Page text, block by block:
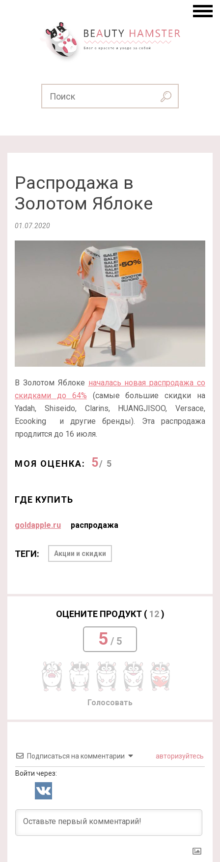
Распродажа в
Золотом Яблоке
01.07.2020
В Золотом Яблоке началась новая распродажа со
скидками до 64% (самые большие скидки на
Yadah, Shiseido, Clarins, HUANGJISOO, Versace,
Ecooking и другие бренды). Эта распродажа
продлится до 16 июля.
МОЯ ОЦЕНКА: 5/ 5
ГДЕ КУПИТЬ
goldapple.ru распродажа
ТЕГИ: Акции и скидки
ОЦЕНИТЕ ПРОДУКТ ( 12)
5 / 5
Голосовать
Подписаться на комментарии авторизуйтесь
Войти через: